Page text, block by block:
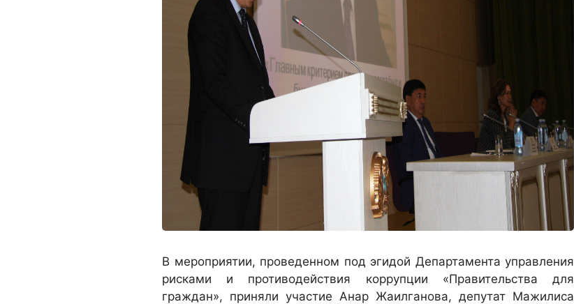
В мероприятии, проведенном под эгидой Департамента управления
рисками и противодействия коррупции «Правительства для
граждан», приняли участие Анар Жаилганова, депутат Мажилиса